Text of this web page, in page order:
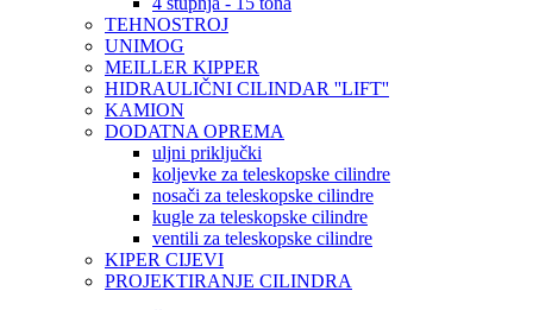
TEHNOSTROJ
UNIMOG
MEILLER KIPPER
HIDRAULIČNI CILINDAR ''LIFT''
KAMION
DODATNA OPREMA
uljni priključki
koljevke za teleskopske cilindre
nosači za teleskopske cilindre
kugle za teleskopske cilindre
ventili za teleskopske cilindre
KIPER CIJEVI
PROJEKTIRANJE CILINDRA